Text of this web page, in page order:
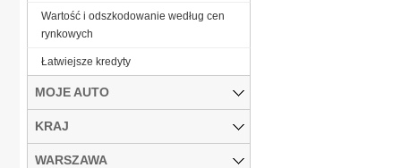
Wartość i odszkodowanie według cen
rynkowych
Łatwiejsze kredyty
MOJE AUTO
KRAJ
WARSZAWA